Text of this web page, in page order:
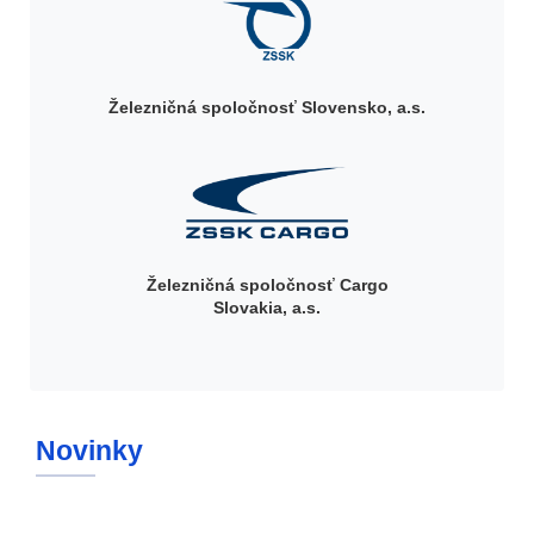
Železničná spoločnosť Slovensko, a.s.
Železničná spoločnosť Cargo
Slovakia, a.s.
Novinky